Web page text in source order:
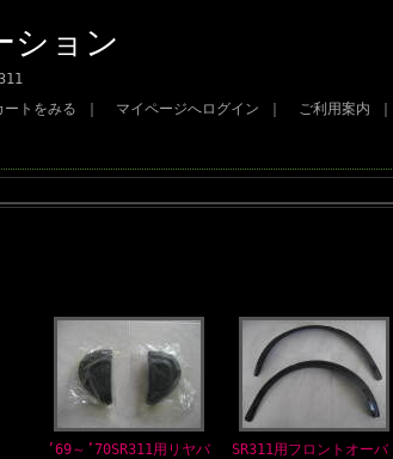
ション
ートをみる
マイページへログイン ご利用案内
’69～’70SR311用リヤバ
SR311用フロントオーバ